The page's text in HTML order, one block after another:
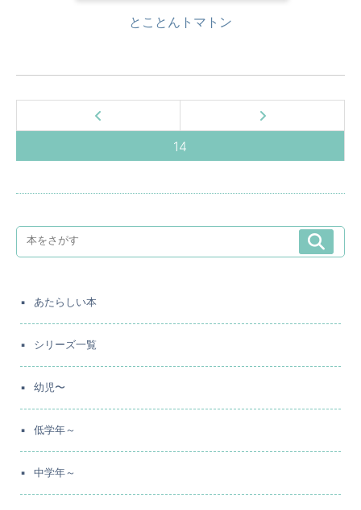
とことんトマトン
14
あたらしい本
シリーズ一覧
幼児〜
低学年～
中学年～